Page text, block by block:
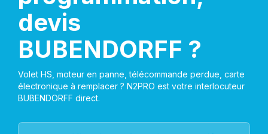
devis
BUBENDORFF ?
Volet HS, moteur en panne, télécommande perdue, carte
électronique à remplacer ? N2PRO est votre interlocuteur
BUBENDORFF direct.